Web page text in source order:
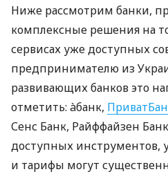
Ниже рассмотрим банки,
комплексные решения на
сервисах уже доступных
предпринимателю из
развивающих банков это
отметить: àбанк,
Сенс Банк, Райффайзен
доступных инструментов,
и тарифы могут